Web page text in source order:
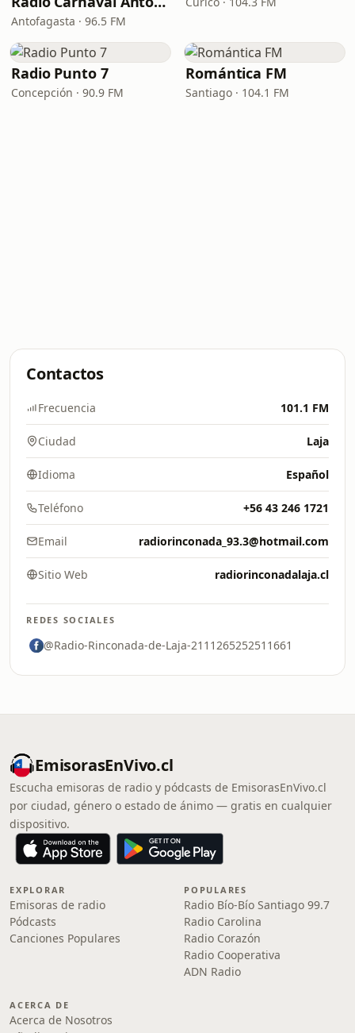
Antofagasta · 96.5 FM
Radio Punto 7
Concepción · 90.9 FM
Romántica FM
Santiago · 104.1 FM
Contactos
Frecuencia 101.1 FM
Ciudad Laja
Idioma Español
Teléfono +56 43 246 1721
Email radiorinconada_93.3@hotmail.com
Sitio Web radiorinconadalaja.cl
REDES SOCIALES
@Radio-Rinconada-de-Laja-2111265252511661
EmisorasEnVivo.cl
Escucha emisoras de radio y pódcasts de EmisorasEnVivo.cl
por ciudad, género o estado de ánimo — gratis en cualquier
dispositivo.
EXPLORAR
Emisoras de radio
Pódcasts
Canciones Populares
POPULARES
Radio Bío-Bío Santiago 99.7
Radio Carolina
Radio Corazón
Radio Cooperativa
ADN Radio
ACERCA DE
Acerca de Nosotros